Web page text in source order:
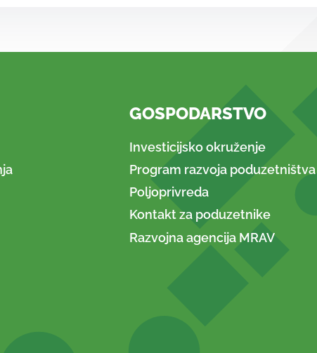
GOSPODARSTVO
Investicijsko okruženje
Program razvoja poduzetništva
Poljoprivreda
Kontakt za poduzetnike
Razvojna agencija MRAV